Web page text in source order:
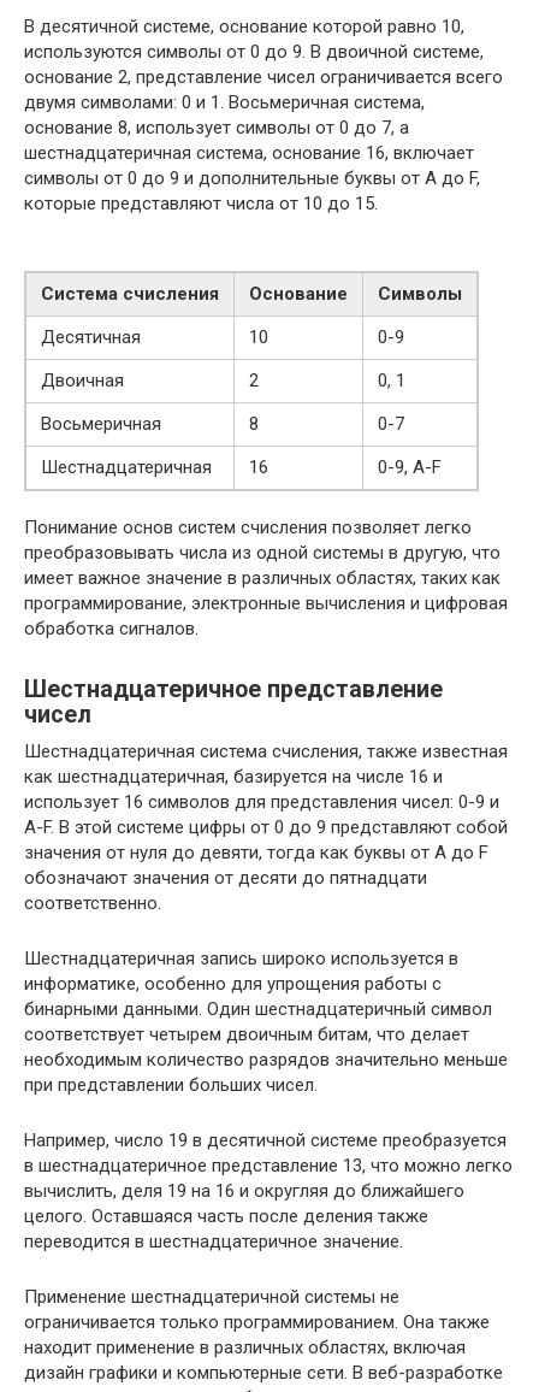
В десятичной системе, основание которой равно 10,
используются символы от 0 до 9. В двоичной системе,
основание 2, представление чисел ограничивается всего
двумя символами: 0 и 1. Восьмеричная система,
основание 8, использует символы от 0 до 7, а
шестнадцатеричная система, основание 16, включает
символы от 0 до 9 и дополнительные буквы от A до F,
которые представляют числа от 10 до 15.
Система счисления Основание
Символы
Десятичная
10
0-9
Двоичная
2
0, 1
Восьмеричная
8
0-7
Шестнадцатеричная
16 0-9, A-F
Понимание основ систем счисления позволяет легко
преобразовывать числа из одной системы в другую, что
имеет важное значение в различных областях, таких как
программирование, электронные вычисления и цифровая
обработка сигналов.
Шестнадцатеричное представление
чисел
Шестнадцатеричная система счисления, также известная
как шестнадцатеричная, базируется на числе 16 и
использует 16 символов для представления чисел: 0-9 и
A-F. В этой системе цифры от 0 до 9 представляют собой
значения от нуля до девяти, тогда как буквы от A до F
обозначают значения от десяти до пятнадцати
соответственно.
Шестнадцатеричная запись широко используется в
информатике, особенно для упрощения работы с
бинарными данными. Один шестнадцатеричный символ
соответствует четырем двоичным битам, что делает
необходимым количество разрядов значительно меньше
при представлении больших чисел.
Например, число 19 в десятичной системе преобразуется
в шестнадцатеричное представление 13, что можно легко
вычислить, деля 19 на 16 и округляя до ближайшего
целого. Оставшаяся часть после деления также
переводится в шестнадцатеричное значение.
Применение шестнадцатеричной системы не
ограничивается только программированием. Она также
находит применение в различных областях, включая
дизайн графики и компьютерные сети. В веб-разработке